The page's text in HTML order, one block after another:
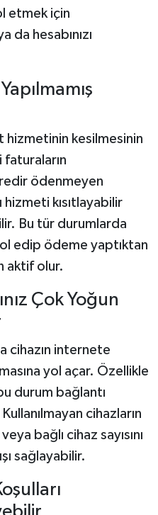
etmek için
da hesabınızı
kesilmesinin
ödenmeyen
hizmeti kısıtlayabilir
Bu tür durumlarda
edip ödeme yaptıktan
aktif olur.
Çok Yoğun
cihazın internete
yol açar. Özellikle
durum bağlantı
cihazların
bağlı cihaz sayısını
sağlayabilir.